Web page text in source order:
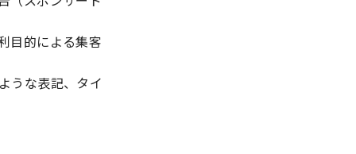
目的による集客
うな表記、タイ